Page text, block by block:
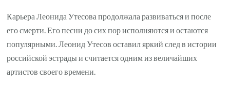
Карьера Леонида Утесова продолжала развиваться и после
его смерти. Его песни до сих пор исполняются и остаются
популярными. Леонид Утесов оставил яркий след в истории
российской эстрады и считается одним из величайших
артистов своего времени.